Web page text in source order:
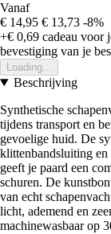
Vanaf
€ 14,95 € 13,73 -8%
+€ 0,69 cadeau voor
bevestiging van je
Loading...
Beschrijving
Synthetische
tijdens transport en
gevoelige huid. De
klittenbandsluiting en
geeft je paard een
schuren. De
van echt
licht, ademend en
machinewasbaar op